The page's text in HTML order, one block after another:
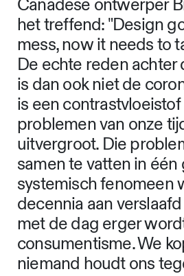
Canadese ontwerper
het treffend: "Design
mess, now it needs to
De echte reden achter
is dan ook niet de
is een
problemen van onze
uitvergroot. Die
samen te vatten in één
systemisch fenomeen
decennia aan
met de dag erger
consumentisme. We
niemand houdt ons